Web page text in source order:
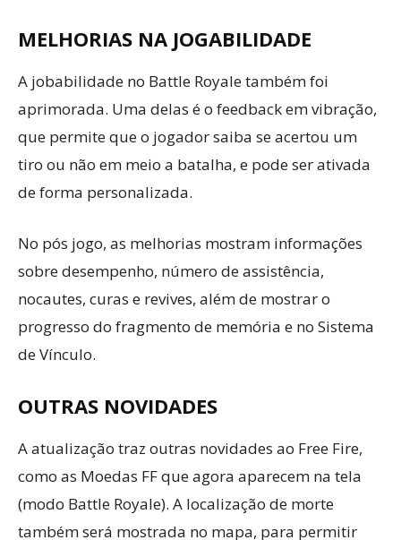
MELHORIAS NA JOGABILIDADE
A jobabilidade no Battle Royale também foi
aprimorada. Uma delas é o feedback em vibração,
que permite que o jogador saiba se acertou um
tiro ou não em meio a batalha, e pode ser ativada
de forma personalizada.
No pós jogo, as melhorias mostram informações
sobre desempenho, número de assistência,
nocautes, curas e revives, além de mostrar o
progresso do fragmento de memória e no Sistema
de Vínculo.
OUTRAS NOVIDADES
A atualização traz outras novidades ao Free Fire,
como as Moedas FF que agora aparecem na tela
(modo Battle Royale). A localização de morte
também será mostrada no mapa, para permitir